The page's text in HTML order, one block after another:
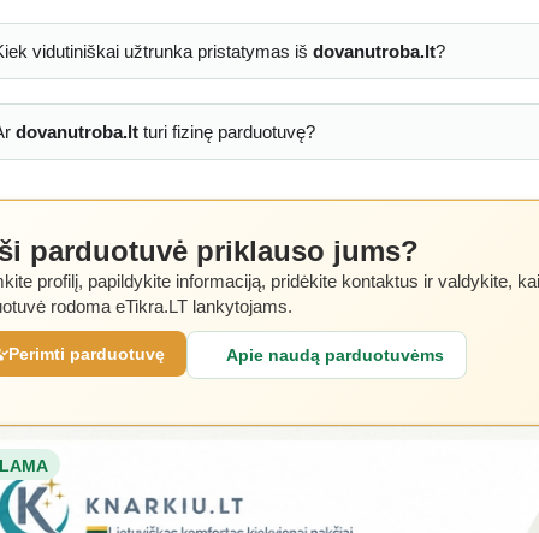
vidutiniškai užtrunka pristatymas iš dovanutroba.lt?
dovanutroba.ltturi fizinę parduotuvę?
parduotuvė priklauso jums?
profilį, papildykite informaciją, pridėkite kontaktus ir valdykite,
rodoma eTikra.LT lankytojams.
Perimti parduotuvę Apie naudą parduotuvėms